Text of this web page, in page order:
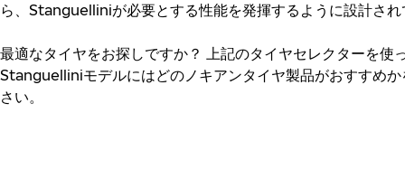
ら、Stanguelliniが必要とする性能を発揮するように設計され
最適なタイヤをお探しですか？ 上記のタイヤセレクターを使
Stanguelliniモデルにはどのノキアンタイヤ製品がおすすめか
さい。